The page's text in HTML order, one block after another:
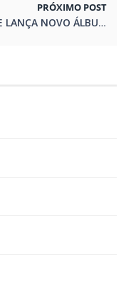
PRÓXIMO POST
A BANDA MAIS BONITA DA CIDADE LANÇA NOVO ÁLBUM